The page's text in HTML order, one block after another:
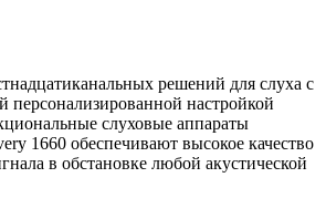
решений для слуха с
персонализированной настройкой
слуховые аппараты
1660 обеспечивают высокое качество
в обстановке любой акустической